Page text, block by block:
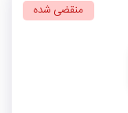
منقضی شده